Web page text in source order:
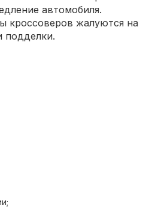
автомобиля.
кроссоверов жалуются на
подделки.